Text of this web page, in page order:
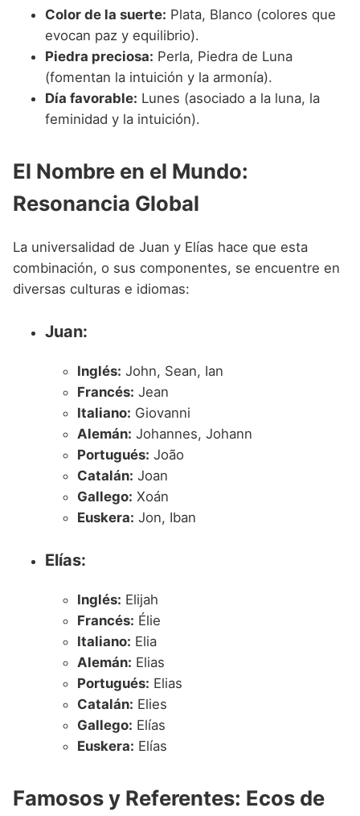
Color de la suerte: Plata, Blanco (colores que
evocan paz y equilibrio).
Piedra preciosa: Perla, Piedra de Luna
(fomentan la intuición y la armonía).
Día favorable: Lunes (asociado a la luna, la
feminidad y la intuición).
El Nombre en el Mundo:
Resonancia Global
La universalidad de Juan y Elías hace que esta
combinación, o sus componentes, se encuentre en
diversas culturas e idiomas:
Juan:
Inglés: John, Sean, Ian
Francés: Jean
Italiano: Giovanni
Alemán: Johannes, Johann
Portugués: João
Catalán: Joan
Gallego: Xoán
Euskera: Jon, Iban
Elías:
Inglés: Elijah
Francés: Élie
Italiano: Elia
Alemán: Elias
Portugués: Elias
Catalán: Elies
Gallego: Elías
Euskera: Elías
Famosos y Referentes: Ecos de